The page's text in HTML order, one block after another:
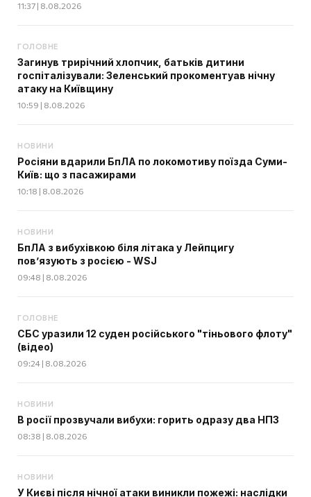
11:37 | 8.08.2026
ГОЛОВНЕ
Загинув трирічний хлопчик, батьків дитини
госпіталізували: Зеленський прокоментуав нічну
атаку на Київщину
10:59 | 8.08.2026
НОВИНИ
Росіяни вдарили БпЛА по локомотиву поїзда Суми-
Київ: що з пасажирами
10:18 | 8.08.2026
НОВИНИ
БпЛА з вибухівкою біля літака у Лейпцигу
пов’язують з росією - WSJ
09:48 | 8.08.2026
ГОЛОВНЕ
СБС уразили 12 суден російського "тіньового флоту"
(відео)
09:24 | 8.08.2026
НОВИНИ
В росії прозвучали вибухи: горить одразу два НПЗ
08:38 | 8.08.2026
НОВИНИ
У Києві після нічної атаки виникли пожежі: наслідки